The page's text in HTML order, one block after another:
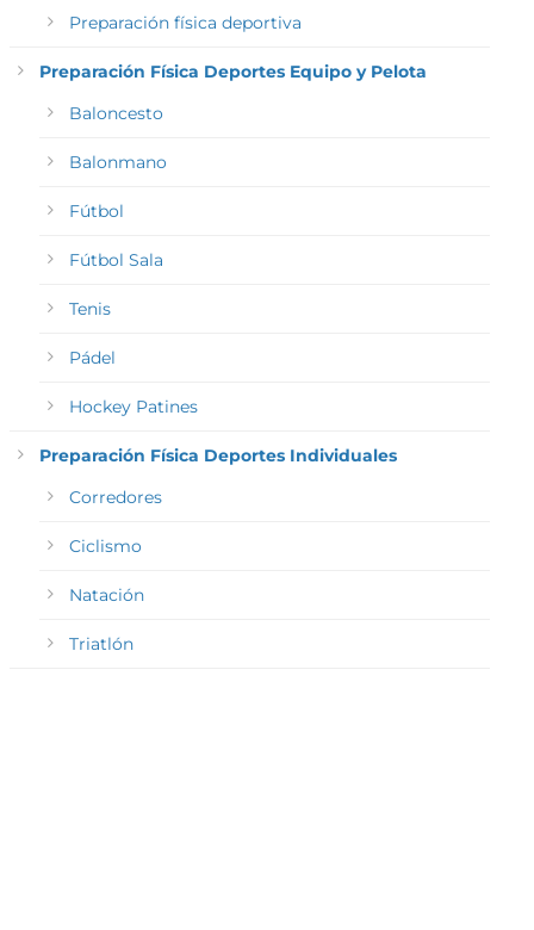
Preparación física deportiva
Preparación Física Deportes Equipo y Pelota
Baloncesto
Balonmano
Fútbol
Fútbol Sala
Tenis
Pádel
Hockey Patines
Preparación Física Deportes Individuales
Corredores
Ciclismo
Natación
Triatlón